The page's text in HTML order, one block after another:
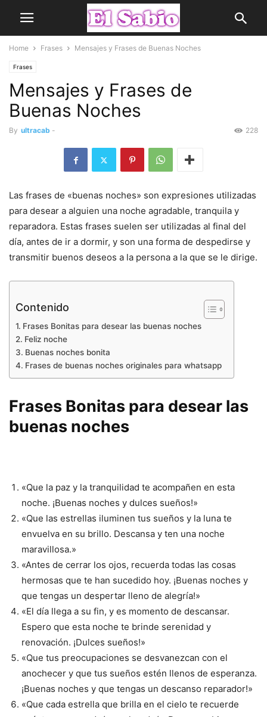
Home Frases Mensajes y Frases de Buenas Noches
Frases
Mensajes y Frases de
Buenas Noches
By ultracab - 228
Las frases de «buenas noches» son expresiones utilizadas
para desear a alguien una noche agradable, tranquila y
reparadora. Estas frases suelen ser utilizadas al final del
día, antes de ir a dormir, y son una forma de despedirse y
transmitir buenos deseos a la persona a la que se le dirige.
Contenido
Frases Bonitas para desear las buenas noches
Feliz noche
Buenas noches bonita
Frases de buenas noches originales para whatsapp
Frases Bonitas para desear las
buenas noches
«Que la paz y la tranquilidad te acompañen en esta
noche. ¡Buenas noches y dulces sueños!»
«Que las estrellas iluminen tus sueños y la luna te
envuelva en su brillo. Descansa y ten una noche
maravillosa.»
«Antes de cerrar los ojos, recuerda todas las cosas
hermosas que te han sucedido hoy. ¡Buenas noches y
que tengas un despertar lleno de alegría!»
«El día llega a su fin, y es momento de descansar.
Espero que esta noche te brinde serenidad y
renovación. ¡Dulces sueños!»
«Que tus preocupaciones se desvanezcan con el
anochecer y que tus sueños estén llenos de esperanza.
¡Buenas noches y que tengas un descanso reparador!»
«Que cada estrella que brilla en el cielo te recuerde